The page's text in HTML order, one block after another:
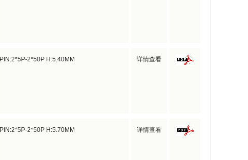
PIN:2*5P-2*50P H:5.40MM 详情查看
PIN:2*5P-2*50P H:5.70MM 详情查看